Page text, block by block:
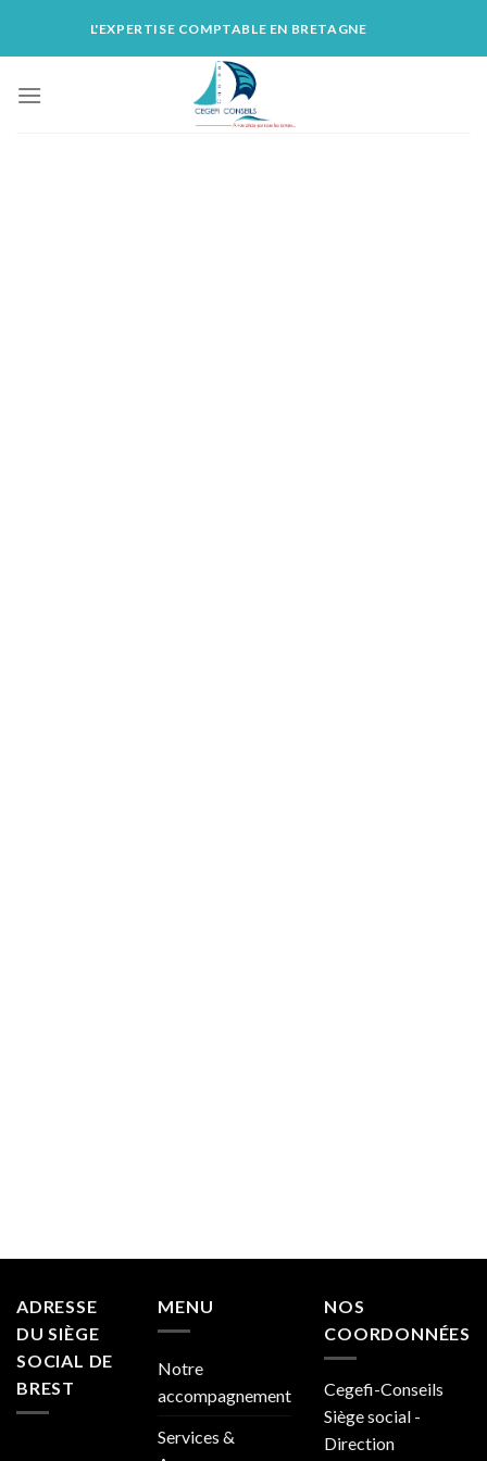
L'EXPERTISE COMPTABLE EN BRETAGNE
ADRESSE
DU SIÈGE
SOCIAL DE
BREST
MENU
Notre
accompagnement
Services &
NOS
COORDONNÉES
Cegefi-Conseils
Siège social -
Direction